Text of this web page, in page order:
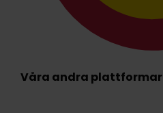
Våra andra plattformar